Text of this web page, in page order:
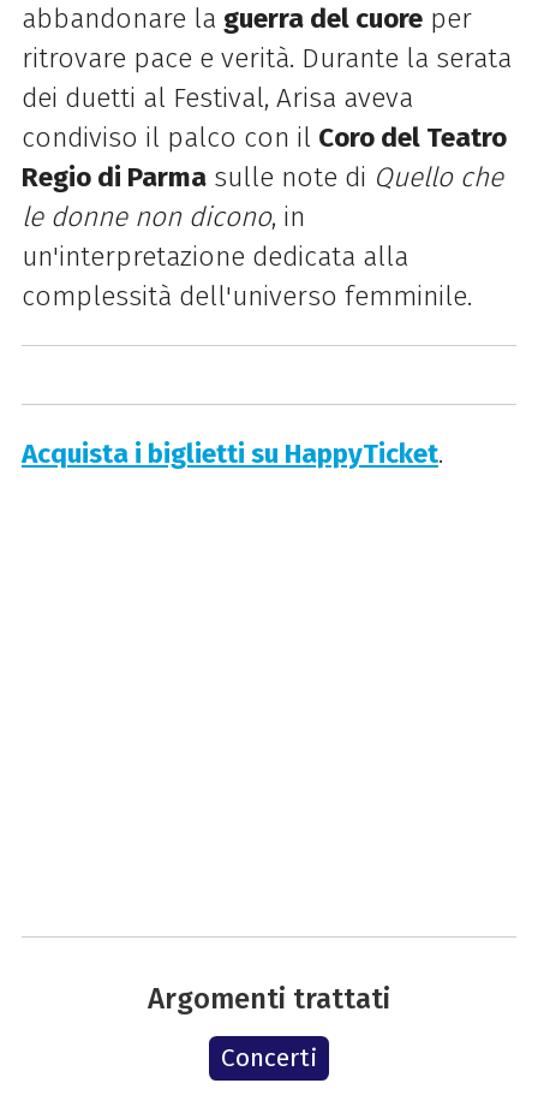
abbandonare la guerra del cuoreper
ritrovare pace e verità. Durante la serata
dei duetti al Festival, Arisa aveva
condiviso il palco con il Coro del Teatro
Regio di Parmasulle note di Quello che
le donne non dicono, in
un'interpretazione dedicata alla
complessità dell'universo femminile.
Acquista i biglietti su HappyTicket.
Argomenti trattati
Concerti